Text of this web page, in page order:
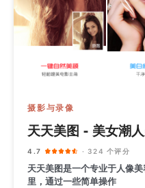
摄影与录像
天天美图 - 美女潮
4.7 · 324 个评分
天天美图是一个专业于人像
里，通过一些简单操作